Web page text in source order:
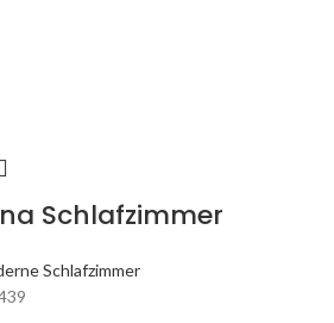
Schlafzimmer
Schlafzimmer